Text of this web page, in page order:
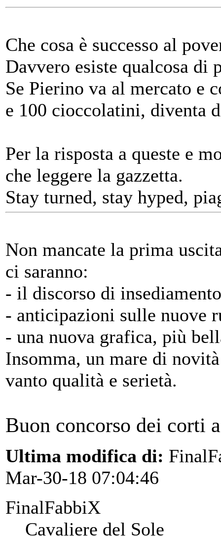
Che cosa è successo al
Davvero esiste qualcosa di
Se Pierino va al mercato e
e 100 cioccolatini, diventa
Per la risposta a queste e
che leggere la gazzetta.
Stay turned, stay hyped,
Non mancate la prima
ci saranno:
- il discorso di insediamento
- anticipazioni sulle nuove
- una nuova grafica, più
Insomma, un mare di
vanto qualità e serietà.
Buon concorso dei corti
Ultima modifica di:
Mar-30-18 07:04:46
FinalFabbiX
Cavaliere del Sole